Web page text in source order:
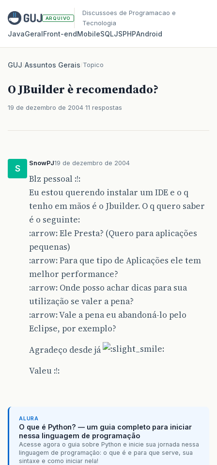
ARQUIVO
Discussoes de Programacao e
Tecnologia
JavaGeralFront‑endMobileSQLJSPHPAndroid
GUJ/Assuntos Gerais/Topico
O JBuilder è recomendado?
19 de dezembro de 2004 11 respostas
S
SnowPJ19 de dezembro de 2004
Blz pessoal :!:
Eu estou querendo instalar um IDE e o q
tenho em mãos é o Jbuilder. O q quero saber
é o seguinte:
:arrow: Ele Presta? (Quero para aplicações
pequenas)
:arrow: Para que tipo de Aplicações ele tem
melhor performance?
:arrow: Onde posso achar dicas para sua
utilização se valer a pena?
:arrow: Vale a pena eu abandoná-lo pelo
Eclipse, por exemplo?
Agradeço desde já
Valeu :!:
ALURA
O que é Python? — um guia completo para iniciar
nessa linguagem de programação
Acesse agora o guia sobre Python e inicie sua jornada nessa
linguagem de programação: o que é e para que serve, sua
sintaxe e como iniciar nela!